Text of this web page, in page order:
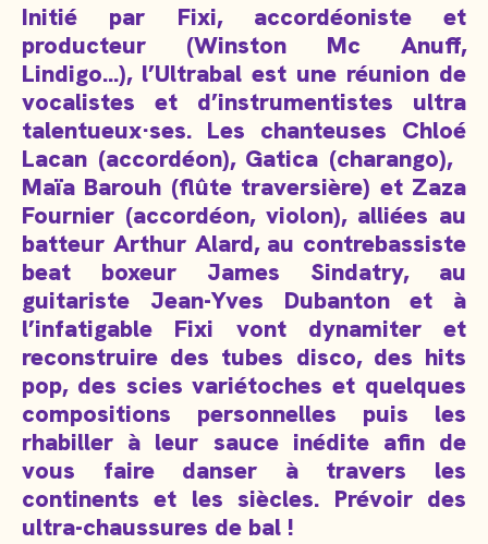
Initié par Fixi, accordéoniste et
producteur (Winston Mc Anuff,
Lindigo…), l’Ultrabal est une réunion de
vocalistes et d’instrumentistes ultra
talentueux·ses. Les chanteuses Chloé
Lacan (accordéon), Gatica (charango),
Maïa Barouh (flûte traversière) et Zaza
Fournier (accordéon, violon), alliées au
batteur Arthur Alard, au contrebassiste
beat boxeur James Sindatry, au
guitariste Jean-Yves Dubanton et à
l’infatigable Fixi vont dynamiter et
reconstruire des tubes disco, des hits
pop, des scies variétoches et quelques
compositions personnelles puis les
rhabiller à leur sauce inédite afin de
vous faire danser à travers les
continents et les siècles. Prévoir des
ultra-chaussures de bal !